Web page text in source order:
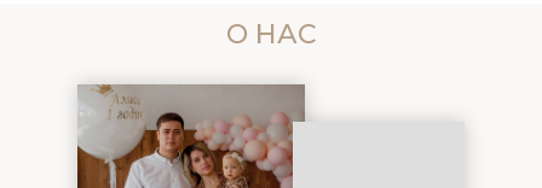
О НАС